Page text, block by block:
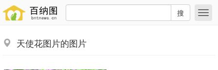
搜
天使花图片的图片